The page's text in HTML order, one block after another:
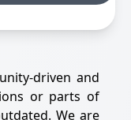
driven and
or parts of
We are